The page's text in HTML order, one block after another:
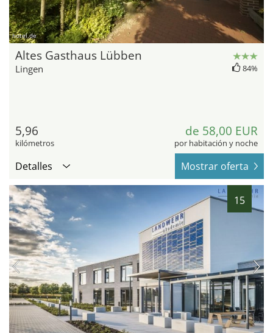
hotel.de
Altes Gasthaus Lübben
Lingen 84%
5,96
kilómetros
de 58,00 EUR
por habitación y noche
Detalles Mostrar oferta
15